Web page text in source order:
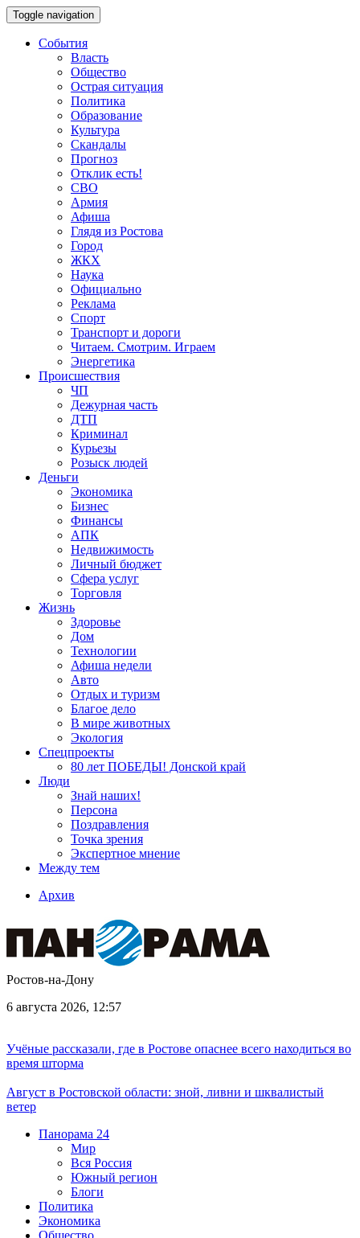
Toggle navigation
События
Власть
Общество
Острая ситуация
Политика
Образование
Культура
Скандалы
Прогноз
Отклик есть!
СВО
Армия
Афиша
Глядя из Ростова
Город
ЖКХ
Наука
Официально
Реклама
Спорт
Транспорт и дороги
Читаем. Смотрим. Играем
Энергетика
Происшествия
ЧП
Дежурная часть
ДТП
Криминал
Курьезы
Розыск людей
Деньги
Экономика
Бизнес
Финансы
АПК
Недвижимость
Личный бюджет
Сфера услуг
Торговля
Жизнь
Здоровье
Дом
Технологии
Афиша недели
Авто
Отдых и туризм
Благое дело
В мире животных
Экология
Спецпроекты
80 лет ПОБЕДЫ! Донской край
Люди
Знай наших!
Персона
Поздравления
Точка зрения
Экспертное мнение
Между тем
Архив
Ростов-на-Дону
6 августа 2026, 12:57
Учёные рассказали, где в Ростове опаснее всего находиться во
время шторма
Август в Ростовской области: зной, ливни и шквалистый
ветер
Панорама 24
Мир
Вся Россия
Южный регион
Блоги
Политика
Экономика
Общество